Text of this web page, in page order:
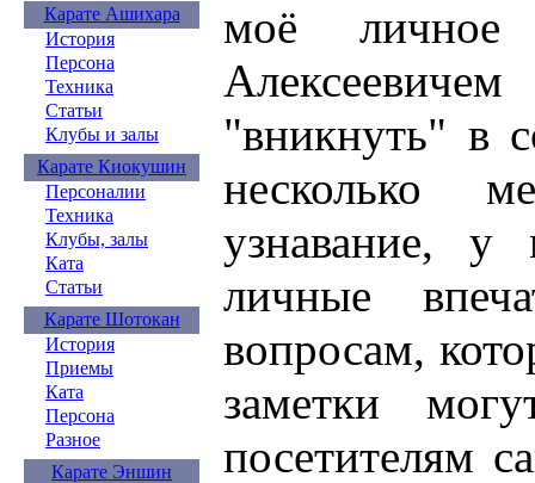
Карате Ашихара
История
Персона
Техника
Статьи
Клубы и залы
Карате Киокушин
Персоналии
Техника
Клубы, залы
Ката
Статьи
Карате Шотокан
История
Приемы
Ката
Персона
Разное
Карате Эншин
моё личное
"вникнуть" в
несколько
узнавание, у
личные
вопросам,
заметки
посетителям